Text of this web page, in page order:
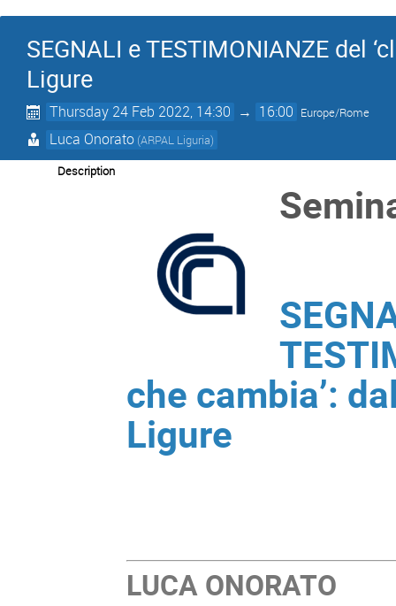
SEGNALI e TESTIMONIANZE del
Ligure
Thursday 24 Feb 2022, 14:30 → 16:00 Europe/Rome
Luca Onorato (ARPAL Liguria)
Description
che cambia’:
Ligure
LUCA ONORATO